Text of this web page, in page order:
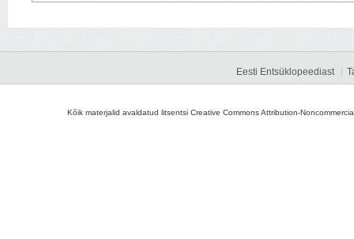
Eesti Entsüklopeediast
Kõik materjalid avaldatud litsentsi Creative Commons Attribution-